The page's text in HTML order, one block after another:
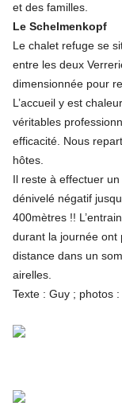
et des familles.
Le Schelmenkopf
Le chalet refuge se
entre les deux
dimensionnée pour
L’accueil y est
véritables
efficacité. Nous
hôtes.
Il reste à effectuer
dénivelé négatif
400mètres !!
durant la journée ont
distance dans un
airelles.
Texte : Guy ; photos